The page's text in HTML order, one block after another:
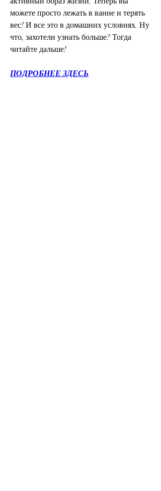
можете просто лежать в ванне и терять
вес! И все это в домашних условиях. Ну
что, захотели узнать больше? Тогда
читайте дальше!
ПОДРОБНЕЕ ЗДЕСЬ